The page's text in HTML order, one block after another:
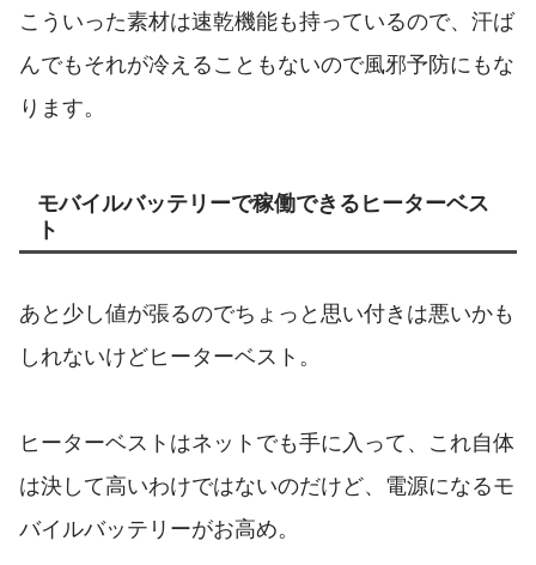
こういった素材は速乾機能も持っているので、汗ば
んでもそれが冷えることもないので風邪予防にもな
ります。
モバイルバッテリーで稼働できるヒーターベス
ト
あと少し値が張るのでちょっと思い付きは悪いかも
しれないけどヒーターベスト。
ヒーターベストはネットでも手に入って、これ自体
は決して高いわけではないのだけど、電源になるモ
バイルバッテリーがお高め。